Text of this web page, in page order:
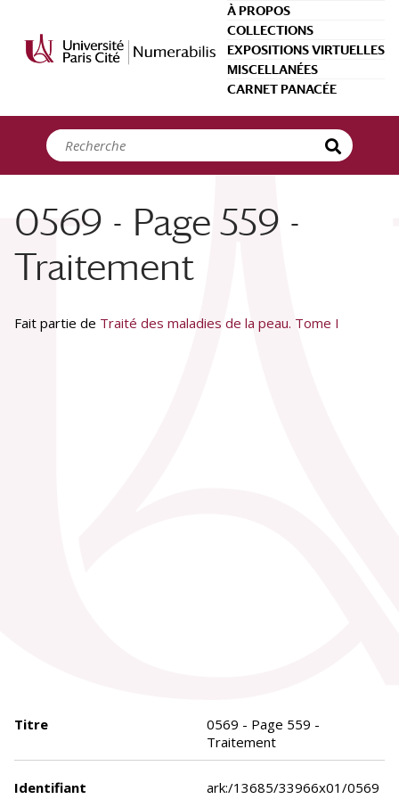
À PROPOS
COLLECTIONS
EXPOSITIONS VIRTUELLES
MISCELLANÉES
CARNET PANACÉE
0569 - Page 559 -
Traitement
Fait partie de Traité des maladies de la peau. Tome I
Titre
0569 - Page 559 -
Traitement
Identifiant ark:/13685/33966x01/0569